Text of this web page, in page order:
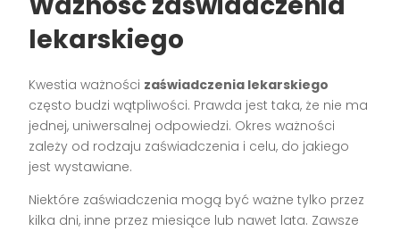
lekarskiego
Kwestia ważności zaświadczenia lekarskiego
często budzi wątpliwości. Prawda jest taka, że nie ma
jednej, uniwersalnej odpowiedzi. Okres ważności
zależy od rodzaju zaświadczenia i celu, do jakiego
jest wystawiane.
Niektóre zaświadczenia mogą być ważne tylko przez
kilka dni, inne przez miesiące lub nawet lata. Zawsze